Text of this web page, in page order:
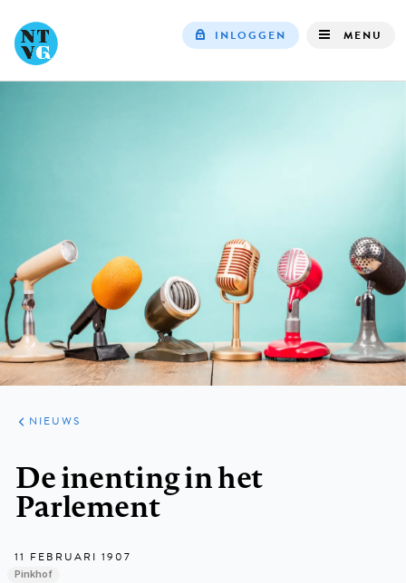
INLOGGEN MENU
ARTIKELEN
HET
KORT
NIEUWS
De inenting in het
Parlement
11 FEBRUARI 1907
Pinkhof